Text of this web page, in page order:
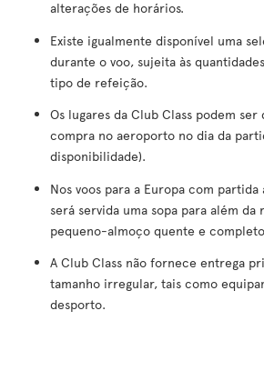
alterações de horários.
Existe igualmente disponível uma
durante o voo, sujeita às
tipo de refeição.
Os lugares da Club Class podem
compra no aeroporto no dia da
disponibilidade).
Nos voos para a Europa com
será servida uma sopa para além
pequeno-almoço quente e
A Club Class não fornece entrega
tamanho irregular, tais como
desporto.